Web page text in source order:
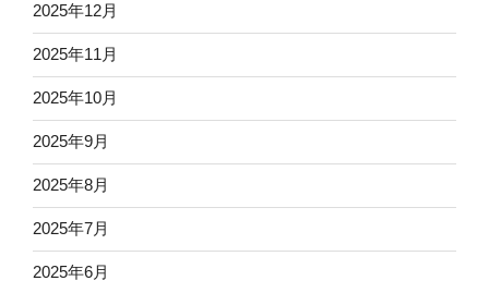
2025年12月
2025年11月
2025年10月
2025年9月
2025年8月
2025年7月
2025年6月